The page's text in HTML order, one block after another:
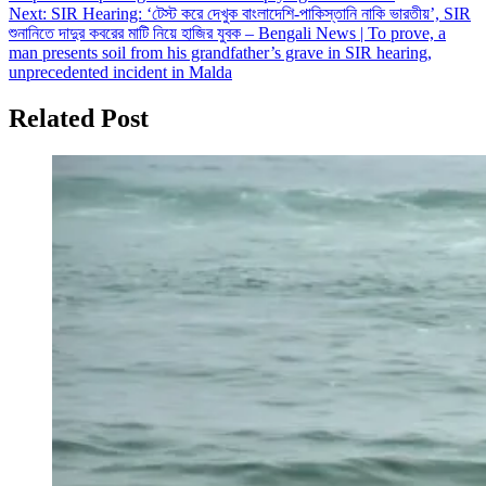
Next: SIR Hearing: ‘টেস্ট করে দেখুক বাংলাদেশি-পাকিস্তানি নাকি ভারতীয়’, SIR
শুনানিতে দাদুর কবরের মাটি নিয়ে হাজির যুবক – Bengali News | To prove, a
man presents soil from his grandfather’s grave in SIR hearing,
unprecedented incident in Malda
Related Post